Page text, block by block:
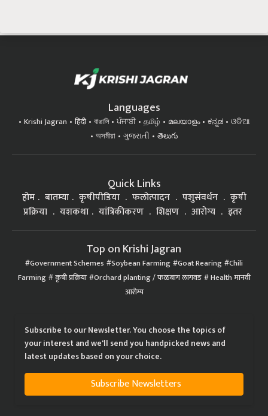
Languages
Krishi Jagran हिंदी বাঙালি ਪੰਜਾਬੀ தமிழ் മലയാളം ಕನ್ನಡ
ଓଡିଆ
অসমীয়া
ગુજરાતી తెలుగు
Quick Links
होम बातम्या कृषीपीडिया फलोत्पादन पशुसंवर्धन
कृषी
प्रक्रिया
यशकथा यांत्रिकीकरण शिक्षण आरोग्य इतर
Top on Krishi Jagran
Government Schemes Soybean Farming Goat Rearing Chili
Farming कृषी प्रक्रिया Orchard planting / फळबाग लागवड Health मानवी
आरोग्य
Subscribe to our Newsletter. You choose the topics of
your interest and we'll send you handpicked news and
latest updates based on your choice.
Subscribe Newsletters